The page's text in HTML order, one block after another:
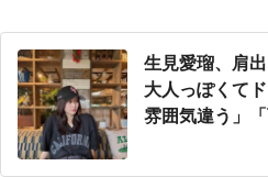
生見愛瑠、肩
大人っぽくて
雰囲気違う」